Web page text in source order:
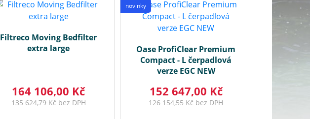
Filtreco Moving Bedfilter
extra large
164 106,00 Kč
135 624,79 Kč bez DPH
novinky
Oase ProfiClear Premium
Compact - L čerpadlová
verze EGC NEW
152 647,00 Kč
126 154,55 Kč bez DPH